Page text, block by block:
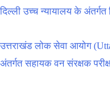
दिल्ली उच्च न्यायालय के अंतर्गत
उत्तराखंड लोक सेवा आयोग
अंतर्गत सहायक वन संरक्षक